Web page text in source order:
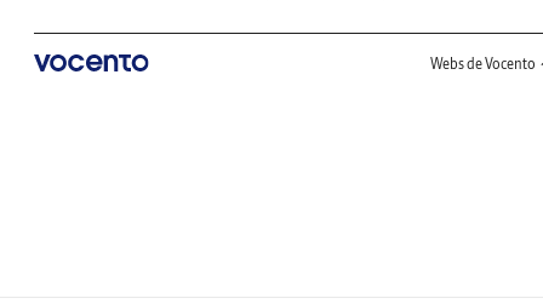
Webs de Vocento